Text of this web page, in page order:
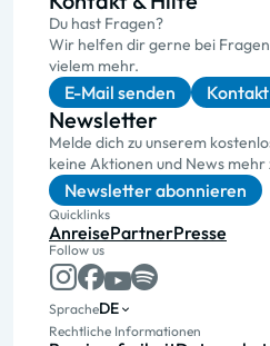
Du hast Fragen?
Wir helfen dir gerne bei Fragen
vielem mehr.
E-Mail senden Kontakt
Newsletter
Melde dich zu unserem
keine Aktionen und News mehr
Newsletter abonnieren
Quicklinks
AnreisePartnerPresse
Follow us
SpracheDE
Rechtliche Informationen